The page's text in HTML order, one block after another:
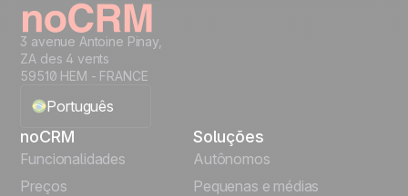
3 avenue Antoine Pinay,
ZA des 4 vents
59510 HEM - FRANCE
Português
English
noCRM
Funcionalidades
Preços
Soluções
Autônomos
Pequenas e médias